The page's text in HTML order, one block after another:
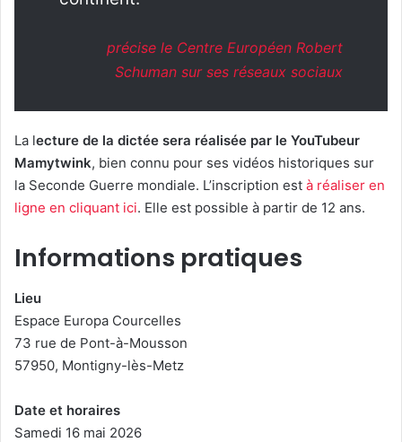
précise le Centre Européen Robert
Schuman sur ses réseaux sociaux
La lecture de la dictée sera réalisée par le YouTubeur
Mamytwink, bien connu pour ses vidéos historiques sur
la Seconde Guerre mondiale. L’inscription est à réaliser en
ligne en cliquant ici. Elle est possible à partir de 12 ans.
Informations pratiques
Lieu
Espace Europa Courcelles
73 rue de Pont-à-Mousson
57950, Montigny-lès-Metz
Date et horaires
Samedi 16 mai 2026